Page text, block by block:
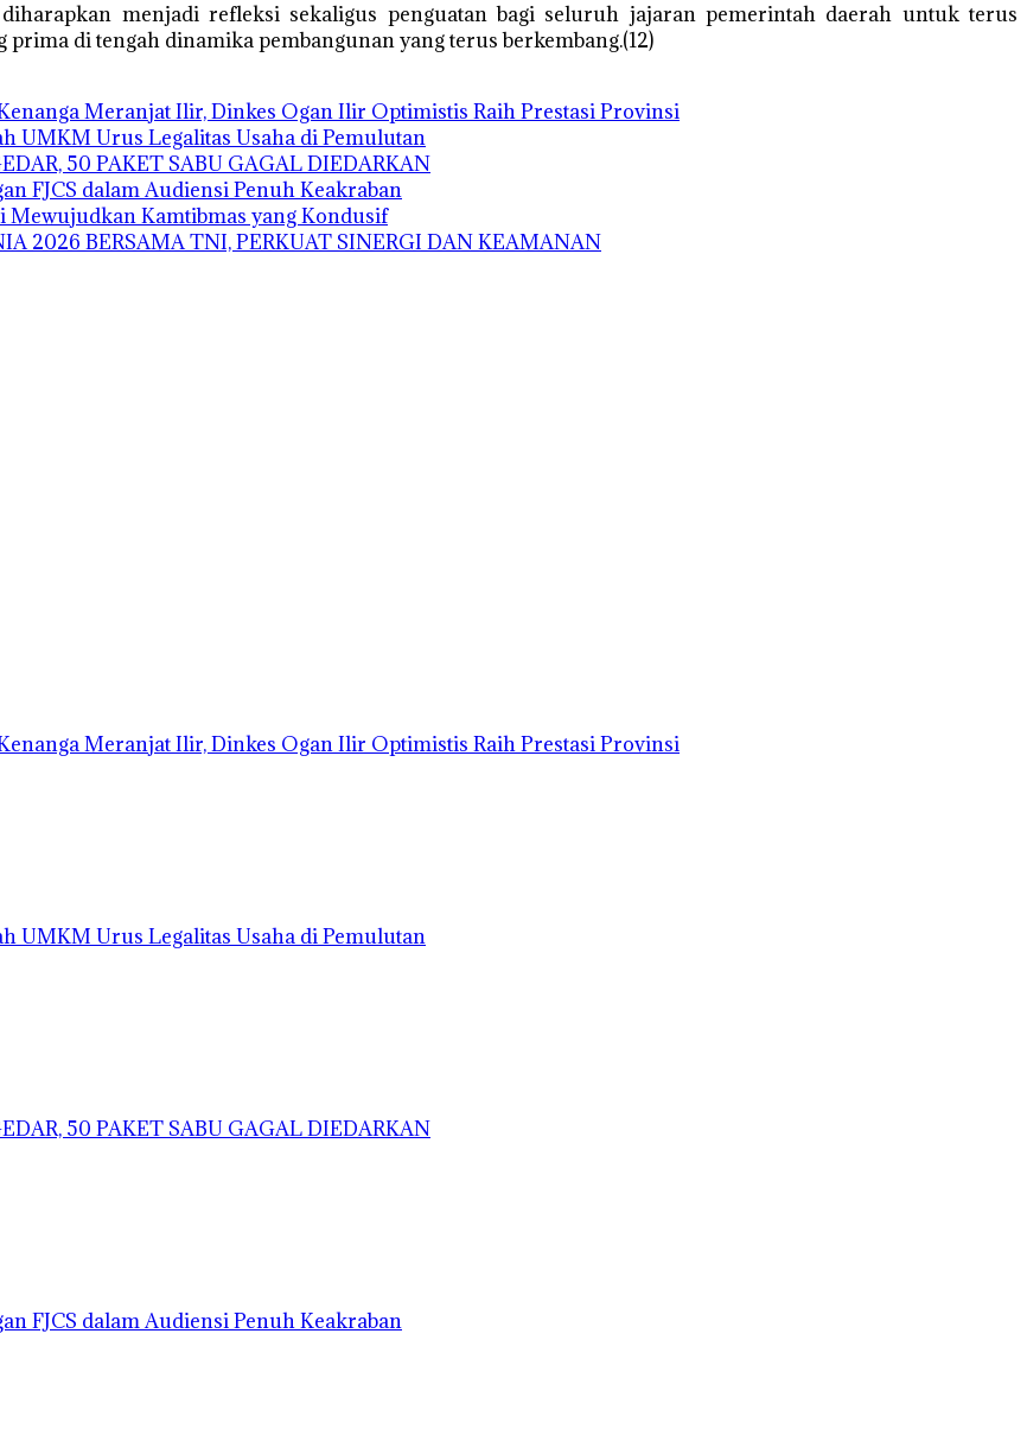
menjadi refleksi sekaligus penguatan bagi seluruh jajaran pemerintah daerah untuk terus
di tengah dinamika pembangunan yang terus berkembang.(12)
Meranjat Ilir, Dinkes Ogan Ilir Optimistis Raih Prestasi Provinsi
UMKM Urus Legalitas Usaha di Pemulutan
50 PAKET SABU GAGAL DIEDARKAN
FJCS dalam Audiensi Penuh Keakraban
Mewujudkan Kamtibmas yang Kondusif
2026 BERSAMA TNI, PERKUAT SINERGI DAN KEAMANAN
Meranjat Ilir, Dinkes Ogan Ilir Optimistis Raih Prestasi Provinsi
UMKM Urus Legalitas Usaha di Pemulutan
50 PAKET SABU GAGAL DIEDARKAN
FJCS dalam Audiensi Penuh Keakraban